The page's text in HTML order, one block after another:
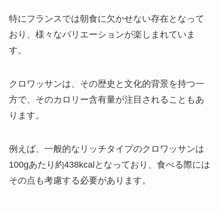
特にフランスでは朝食に欠かせない存在となって
おり、様々なバリエーションが楽しまれていま
す。
クロワッサンは、その歴史と文化的背景を持つ一
方で、そのカロリー含有量が注目されることもあ
ります。
例えば、一般的なリッチタイプのクロワッサンは
100gあたり約438kcalとなっており、食べる際には
その点も考慮する必要があります。